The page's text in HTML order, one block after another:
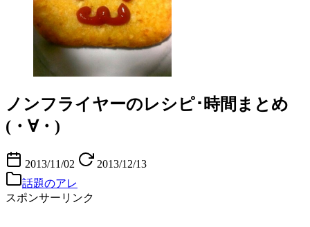
ノンフライヤーのレシピ･時間まとめ
(・∀・)
2013/11/02
2013/12/13
話題のアレ
スポンサーリンク